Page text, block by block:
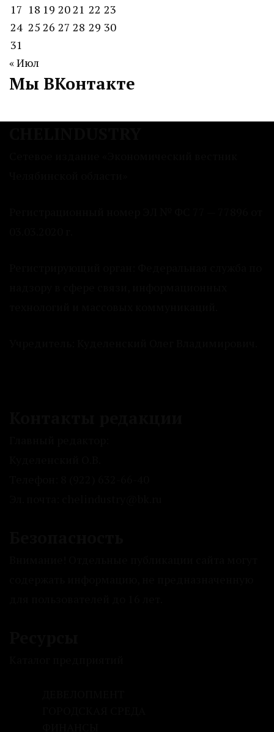
17 18 19 2021 22 23
24 25 26 27 28 29 30
31
« Июл
Мы ВКонтакте